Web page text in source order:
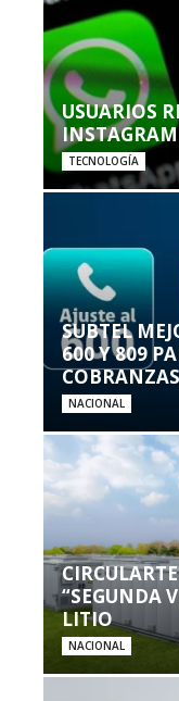
USUARIOS
TECNOLOGÍA
SUBTEL
600 Y 809
NACIONAL
“SEGUNDA
LITIO
NACIONAL